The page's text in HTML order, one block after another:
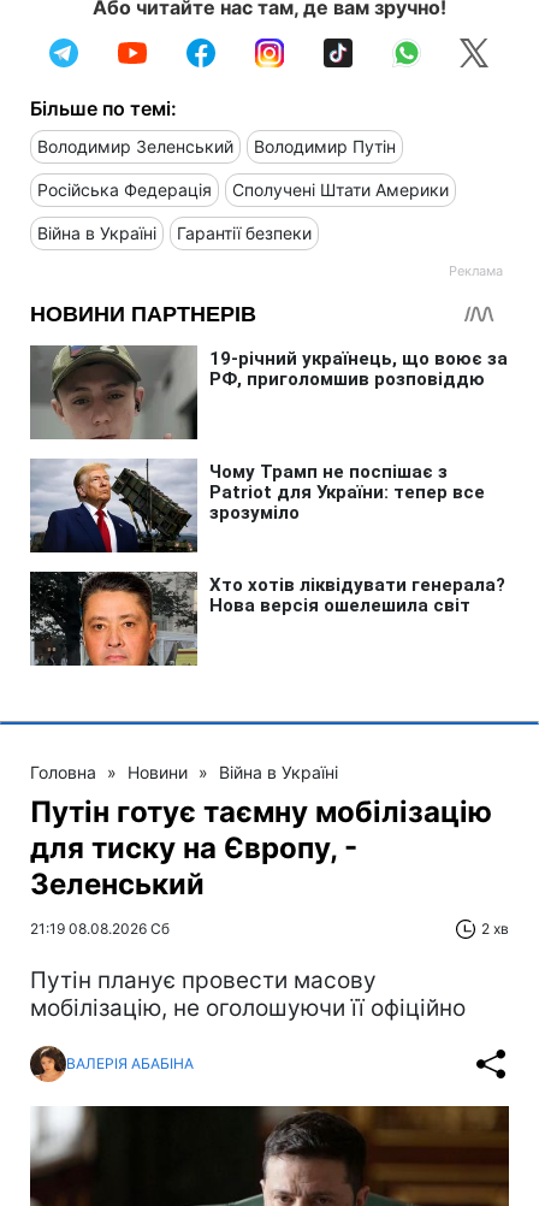
Або читайте нас там, де вам зручно!
Більше по темі:
Володимир Зеленський Володимир Путін
Російська Федерація Сполучені Штати Америки
Війна в Україні Гарантії безпеки
Головна » Новини » Війна в Україні
Путін готує таємну мобілізацію
для тиску на Європу, -
Зеленський
21:19 08.08.2026 Сб 2 хв
Путін планує провести масову
мобілізацію, не оголошуючи її офіційно
ВАЛЕРІЯ АБАБІНА